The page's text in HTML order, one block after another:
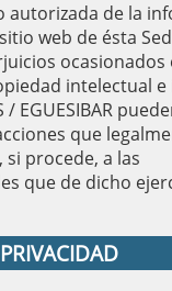
autorizada de la
web de ésta
ocasionados
intelectual
/ EGUESIBAR
que
procede, a las
que de dicho